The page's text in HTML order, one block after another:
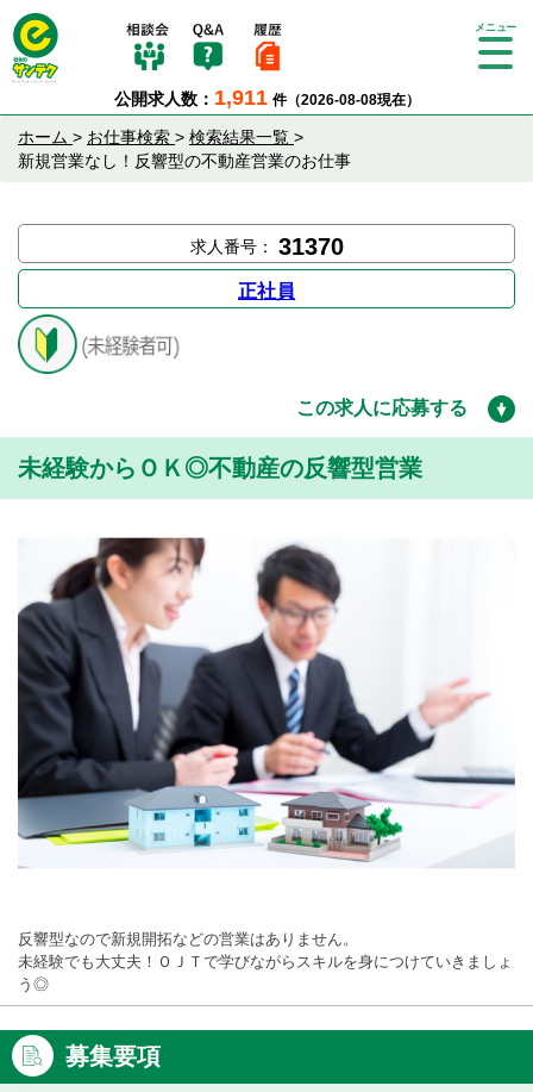
公開求人数： 1,911 件（2026-08-08現在）
Tog
ホーム > お仕事検索 > 検索結果一覧 >
新規営業なし！反響型の不動産営業のお仕事
求人番号： 31370
正社員
この求人に応募する
未経験からＯＫ◎不動産の反響型営業
反響型なので新規開拓などの営業はありません。
未経験でも大丈夫！ＯＪＴで学びながらスキルを身につけていきましょ
う◎
募集要項